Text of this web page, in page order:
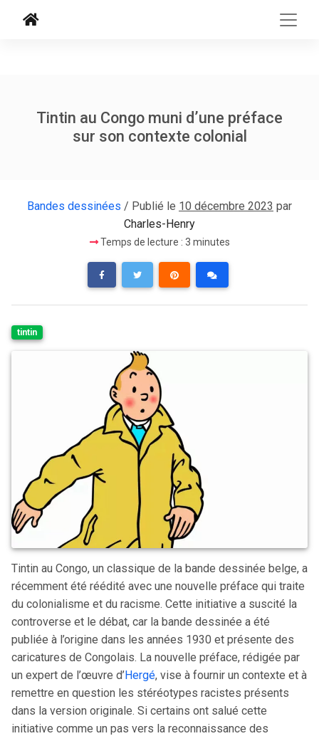
Tintin au Congo muni d’une préface
sur son contexte colonial
Bandes dessinées / Publié le 10 décembre 2023 par
Charles-Henry
Temps de lecture : 3 minutes
tintin
Tintin au Congo, un classique de la bande dessinée belge, a
récemment été réédité avec une nouvelle préface qui traite
du colonialisme et du racisme. Cette initiative a suscité la
controverse et le débat, car la bande dessinée a été
publiée à l’origine dans les années 1930 et présente des
caricatures de Congolais. La nouvelle préface, rédigée par
un expert de l’œuvre d’Hergé, vise à fournir un contexte et à
remettre en question les stéréotypes racistes présents
dans la version originale. Si certains ont salué cette
initiative comme un pas vers la reconnaissance des